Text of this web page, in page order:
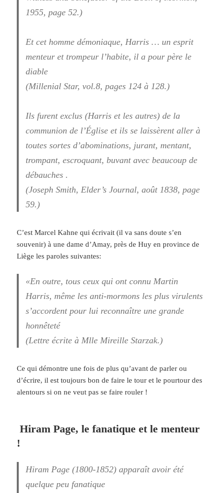
1955, page 52.)
Et cet homme démoniaque, Harris … un esprit
menteur et trompeur l’habite, il a pour père le
diable
(Millenial Star, vol.8, pages 124 à 128.)
Ils furent exclus (Harris et les autres) de la
communion de l’Église et ils se laissèrent aller à
toutes sortes d’abominations, jurant, mentant,
trompant, escroquant, buvant avec beaucoup de
débauches .
(Joseph Smith, Elder’s Journal, août 1838, page
59.)
C’est Marcel Kahne qui écrivait (il va sans doute s’en
souvenir) à une dame d’Amay, près de Huy en province de
Liège les paroles suivantes:
«En outre, tous ceux qui ont connu Martin
Harris, même les anti-mormons les plus virulents
s’accordent pour lui reconnaître une grande
honnêteté
(Lettre écrite à Mlle Mireille Starzak.)
Ce qui démontre une fois de plus qu’avant de parler ou
d’écrire, il est toujours bon de faire le tour et le pourtour des
alentours si on ne veut pas se faire rouler !
Hiram Page, lefanatique et le menteur
!
Hiram Page (1800-1852) apparaît avoir été
quelque peu fanatique